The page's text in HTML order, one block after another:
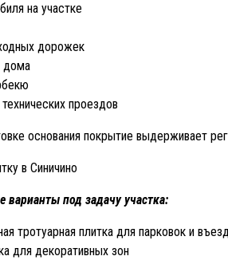
на участке
дорожек
дома
проездов
основания покрытие выдерживает
в Синичино
под задачу участка:
тротуарная плитка для парковок и
для декоративных зон